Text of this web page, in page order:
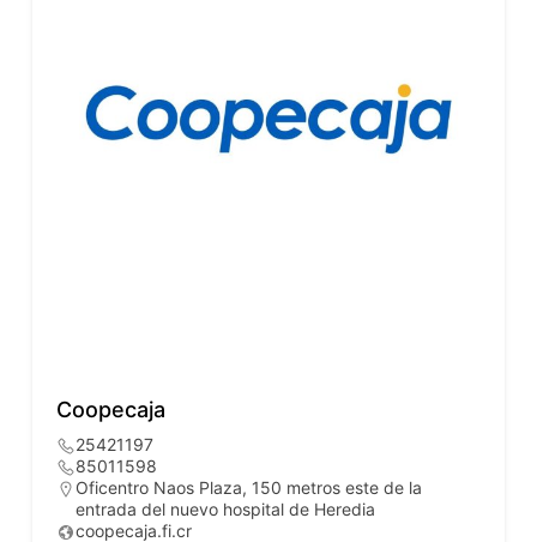
Coopecaja
25421197
85011598
Oficentro Naos Plaza, 150 metros este de la
entrada del nuevo hospital de Heredia
coopecaja.fi.cr